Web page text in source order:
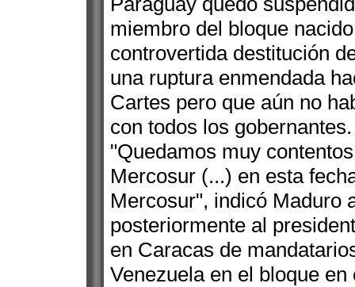
miembro del bloque
controvertida destitución
una ruptura enmendada
Cartes pero que aún no
con todos los gobernantes.
"Quedamos muy
Mercosur (...) en esta
Mercosur", indicó Maduro
posteriormente al
en Caracas de
Venezuela en el bloque